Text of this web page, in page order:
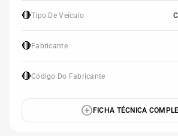
🔴Tipo De Veículo
🔴 Fabricante
🔴Código Do Fabricante
FICHA TÉCNICA